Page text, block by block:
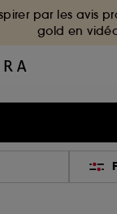
par les avis
gold en